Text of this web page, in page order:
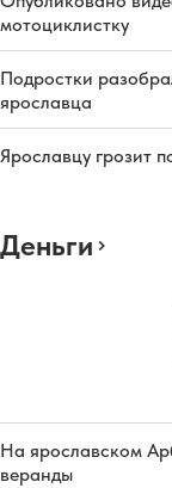
мотоциклистку
Подростки
ярославца
Ярославцу грозит
Деньги
На ярославском
веранды